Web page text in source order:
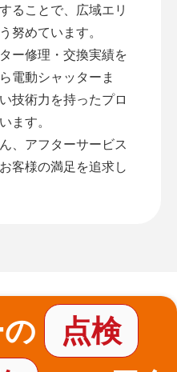
ることで、広域エリ
努めています。
ー修理・交換実績を
電動シャッターま
技術力を持ったプロ
ます。
、アフターサービス
客様の満足を追求し
点検